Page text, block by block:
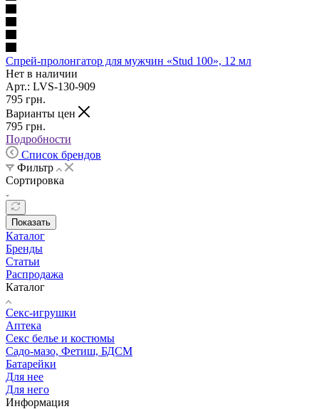
Спрей-пролонгатор для мужчин «Stud 100», 12 мл
Нет в наличии
Арт.: LVS-130-909
795 грн.
Варианты цен
795 грн.
Подробности
Список брендов
Фильтр
Сортировка
Показать
Каталог
Бренды
Статьи
Распродажа
Каталог
Секс-игрушки
Аптека
Секс белье и костюмы
Садо-мазо, Фетиш, БДСМ
Батарейки
Для нее
Для него
Информация